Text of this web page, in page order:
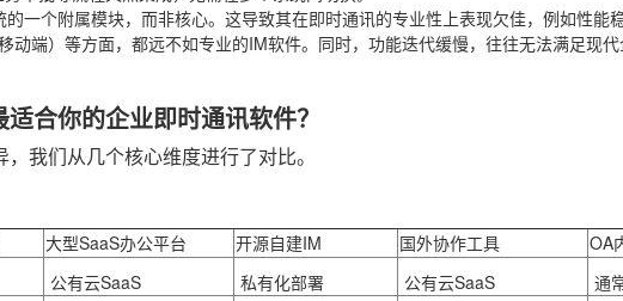
的一个附属模块，而非核心。这导致其在即时通讯的专业性上表现欠佳，例如性能
动端）等方面，都远不如专业的IM软件。同时，功能迭代缓慢，往往无法满足现
合你的企业即时通讯软件？
我们从几个核心维度进行了对比。
大型SaaS办公平台 开源自建IM 国外协作工具
OA
公有云SaaS 私有化部署 公有云SaaS
通